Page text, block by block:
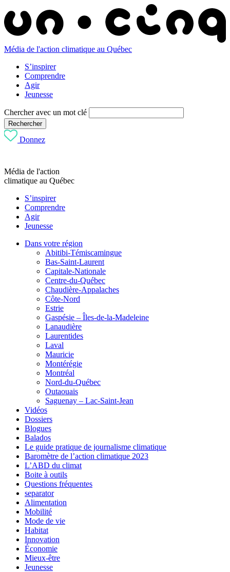
Média de l'action climatique au Québec
S’inspirer
Comprendre
Agir
Jeunesse
Chercher avec un mot clé
Rechercher
Donnez
Média de l'action
climatique au Québec
S’inspirer
Comprendre
Agir
Jeunesse
Dans votre région
Abitibi-Témiscamingue
Bas-Saint-Laurent
Capitale-Nationale
Centre-du-Québec
Chaudière-Appalaches
Côte-Nord
Estrie
Gaspésie – Îles-de-la-Madeleine
Lanaudière
Laurentides
Laval
Mauricie
Montérégie
Montréal
Nord-du-Québec
Outaouais
Saguenay – Lac-Saint-Jean
Vidéos
Dossiers
Blogues
Balados
Le guide pratique de journalisme climatique
Baromètre de l’action climatique 2023
L’ABD du climat
Boite à outils
Questions fréquentes
separator
Alimentation
Mobilité
Mode de vie
Habitat
Innovation
Économie
Mieux-être
Jeunesse